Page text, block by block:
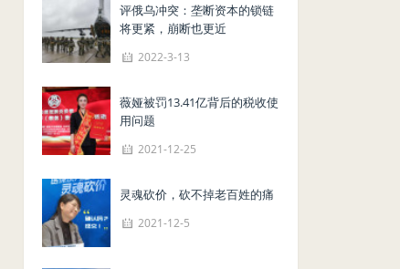
评俄乌冲突：垄断资本的锁链
将更紧，崩断也更近
2022-3-13
薇娅被罚13.41亿背后的税收使
用问题
2021-12-25
灵魂砍价，砍不掉老百姓的痛
2021-12-5